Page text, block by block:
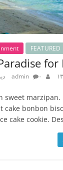
FEATURED
for
admin ۰ دیدگاه
sweet
cake bonbon
cake cookie.